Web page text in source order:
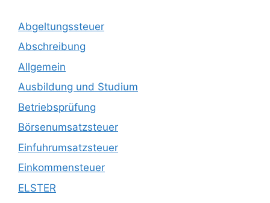
Abgeltungssteuer
Abschreibung
Allgemein
Ausbildung und Studium
Betriebsprüfung
Börsenumsatzsteuer
Einfuhrumsatzsteuer
Einkommensteuer
ELSTER